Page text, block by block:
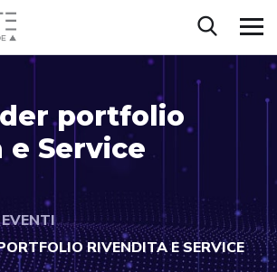
portfolio
Service
EVENTI
RIVENDITA E SERVICE